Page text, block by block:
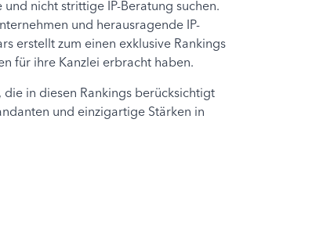
nicht strittige IP-Beratung suchen.
und herausragende IP-
erstellt zum einen exklusive Rankings
für ihre Kanzlei erbracht haben.
in diesen Rankings berücksichtigt
und einzigartige Stärken in